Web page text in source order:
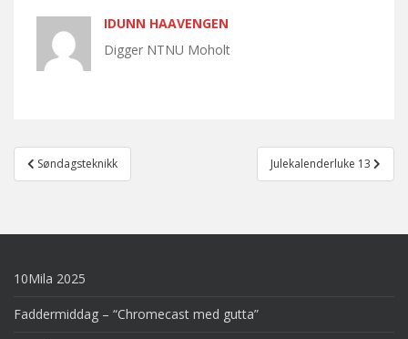
IDUNN HAAVENGEN
Digger NTNU Moholt
Post
navigation
Søndagsteknikk Julekalenderluke 13
10Mila 2025
Faddermiddag – “Chromecast med gutta”